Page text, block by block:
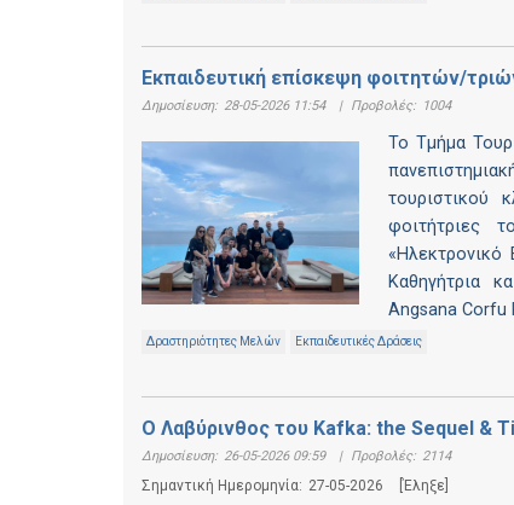
Εκπαιδευτική επίσκεψη φοιτητών/
Δημοσίευση: 28-05-2026 11:54 | Προβολές: 1004
Το Τμήμα
τουριστικού
φοιτήτριες
«Ηλεκτρονικό
Καθηγήτρια
Angsana Corfu
Δραστηριότητες Μελών Εκπαιδευτικές Δράσεις
Ο Λαβύρινθος του Kafka: the Sequel &
Δημοσίευση: 26-05-2026 09:59 | Προβολές: 2114
Σημαντική Ημερομηνία: 27-05-2026 [Έληξε]